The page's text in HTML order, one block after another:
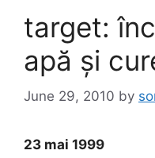
target:
apă și
June 29, 2010 by
23 mai 1999